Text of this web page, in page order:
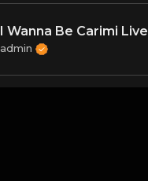
I Wanna Be Carimi Live
admin